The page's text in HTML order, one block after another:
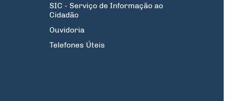
SIC - Serviço de Informação ao
Cidadão
Ouvidoria
Telefones Úteis